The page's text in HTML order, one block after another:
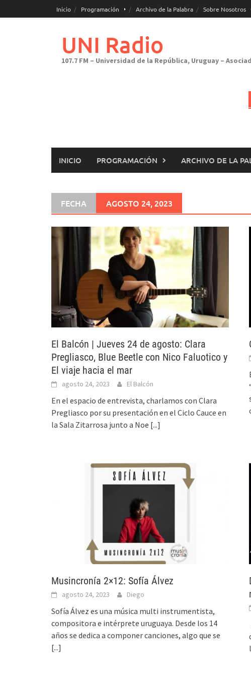
al
Inicio Programación Archivo de la Palabra Sobre Nosotros
UNI Radio
107.7 FM – Universidad de la República, Uruguay –
INICIO PROGRAMACIÓN ARCHIVO DE LA
FECHA AGOSTO 24, 2023
El Balcón | Jueves 24 de agosto: Clara
Pregliasco, Blue Beetle con Nico Faluotico y
El viaje hacia el mar
agosto 24, 2023 El Balcón
En el espacio de entrevista, charlamos con Clara
Pregliasco por su presentación en el Ciclo Cauce en
la Sala Zitarrosa junto a Noe [...]
Musincronía 2×12: Sofía Álvez
agosto 24, 2023 Diego
Sofía Álvez es una música multi instrumentista,
compositora e intérprete uruguaya. Desde los 14
años se dedica a componer canciones, algo que se
[...]